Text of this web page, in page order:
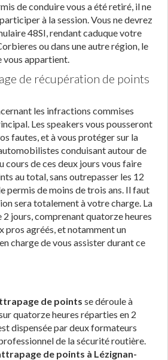
de conduire vous a été retiré, il ne
à la session. Vous ne devrez
48SI, rendant caduque votre
ou dans une autre région, le
vous appartient.
de récupération de points
les infractions commises
Les speakers vous pousseront
fautes, et à vous protéger sur la
conduisant autour de
cours de ces deux jours vous faire
au total, sans outrepasser les 12
permis de moins de trois ans. Il faut
sera totalement à votre charge. La
2 jours, comprenant quatorze heures
pros agréés, et notamment un
charge de vous assister durant ce
de points se déroule à
quatorze heures réparties en 2
dispensée par deux formateurs
de la sécurité routière.
de points à Lézignan-